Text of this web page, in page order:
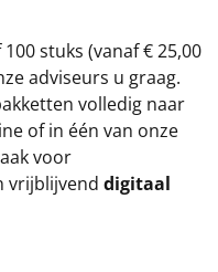
stuks (vanaf € 25,00
adviseurs u graag.
volledig naar
of in één van onze
voor
vrijblijvend digitaal